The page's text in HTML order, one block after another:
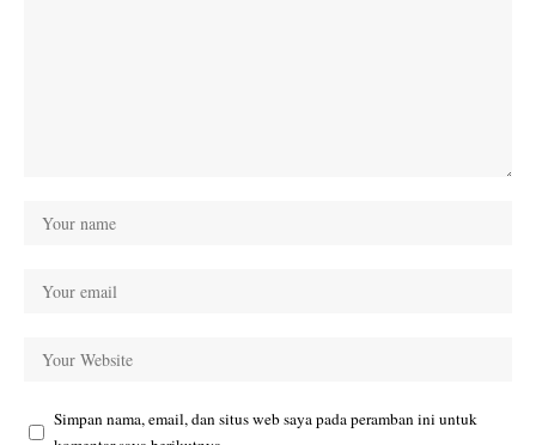
Simpan nama, email, dan situs web saya pada peramban ini untuk